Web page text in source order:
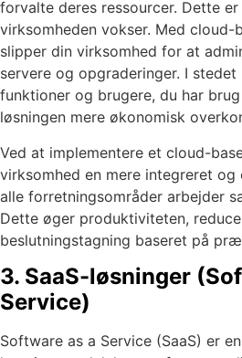
forvalte deres ressourcer. Dette
virksomheden vokser. Med cloud-
slipper din virksomhed for at
servere og opgraderinger. I
funktioner og brugere, du har
løsningen mere økonomisk
Ved at implementere et cloud-
virksomhed en mere integreret
alle forretningsområder arbejder
Dette øger produktiviteten,
beslutningstagning baseret på
3. SaaS-løsninger
Service)
Software as a Service (SaaS) er